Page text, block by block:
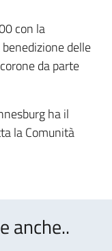
con la
delle
da parte
ha il
la Comunità
anche..